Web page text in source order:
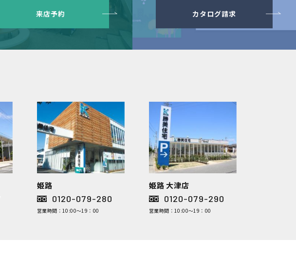
来店予約 カタログ請求
姫路
0120-079-280
営業時間：10:00～19：00
姫路 大津店
0120-079-290
営業時間：10:00～19：00